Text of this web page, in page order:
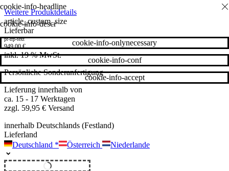
Weitere Produktdetails
article_custom_size
Lieferbar
pt-rrp-text
949,00€
inkl. 19 % MwSt.
Persönliche Sonderanfertigung
Lieferung innerhalb von
ca. 15 - 17 Werktagen
zzgl. 59,95 € Versand
innerhalb Deutschlands (Festland)
Lieferland
Deutschland * Österreich Niederlande
Unverbindliches Angebot
cookie-info-descr
cookie-info-accept
cookie-info-conf
cookie-info-onlynecessary